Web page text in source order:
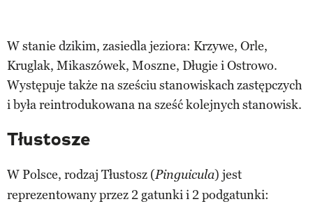
W stanie dzikim, zasiedla jeziora: Krzywe, Orle,
Kruglak, Mikaszówek, Moszne, Długie i Ostrowo.
Występuje także na sześciu stanowiskach zastępczych
i była reintrodukowana na sześć kolejnych stanowisk.
Tłustosze
W Polsce, rodzaj Tłustosz (Pinguicula) jest
reprezentowany przez 2 gatunki i 2 podgatunki: